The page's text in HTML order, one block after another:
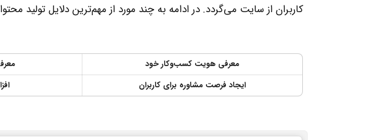
کاربران از سایت می‌گردد. در ادامه به چند مورد از مهم‌ترین دلایل تولید
معرفی هویت کسب‌وکار خود
ایجاد فرصت مشاوره‌ برای کاربران